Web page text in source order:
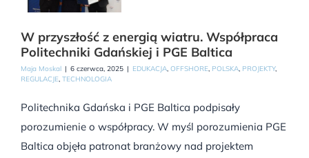
W przyszłość z energią wiatru. Współpraca
Politechniki Gdańskiej i PGE Baltica
Maja Moskal | 6 czerwca, 2025 | EDUKACJA, OFFSHORE, POLSKA, PROJEKTY,
REGULACJE, TECHNOLOGIA
Politechnika Gdańska i PGE Baltica podpisały
porozumienie o współpracy. W myśl porozumienia PGE
Baltica objęła patronat branżowy nad projektem